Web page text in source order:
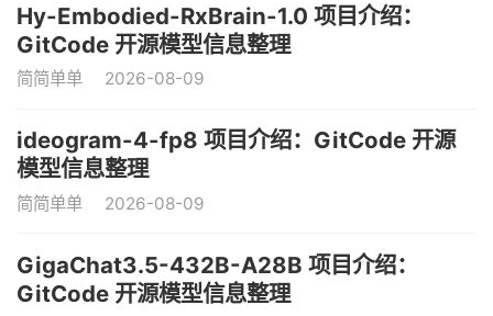
Hy-Embodied-RxBrain-1.0 项目介绍：
GitCode 开源模型信息整理
简简单单 2026-08-09
ideogram-4-fp8 项目介绍：GitCode 开源
模型信息整理
简简单单 2026-08-09
GigaChat3.5-432B-A28B 项目介绍：
GitCode 开源模型信息整理